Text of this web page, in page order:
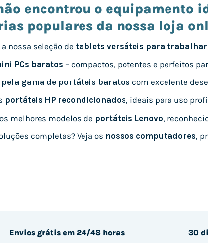
encontrou o equipamento
populares da nossa loja
a nossa seleção detablets versáteis para trabalhar
PCs baratos – compactos, potentes e perfeitos
pela gama de portáteis baratos com excelente
portáteis HP recondicionados, ideais para uso
melhores modelos de portáteis Lenovo,
completas? Veja os nossos computadores,
Envios grátis em 24/48 horas 30